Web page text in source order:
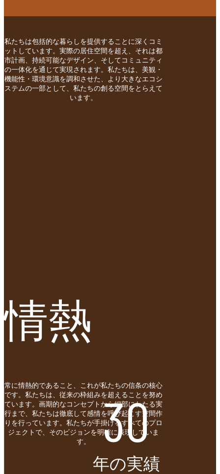
私たちは包括的な暮らしを提供することに深くコミ
ットしています。実際の居住空間を超え、それは都
市計画、持続可能なデザイン、そしてコミュニティ
の一体化を通じて実現されます。私たちは、美観・
機能性・環境意識を調和させた、より大きなエコシ
ステムの一部として、私たちの創る空間をとらえて
います。
情熱
常に情熱的であること、これが私たちの信条の核心
です。私たちは、従来の枠組みを超えることを努め
ています。画期的なコンセプトから細部にわたる実
行まで、私たちは徹底して感情を呼び起こす空間作
りを行っています。私たちが手掛けるすべてのプロ
ジェクトで、そのビジョンを明確に表現していま
す。
30
年の実績